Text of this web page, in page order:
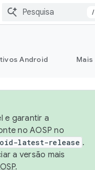
/
Android Mais
e garantir a
no AOSP no
latest-release .
a versão mais
.